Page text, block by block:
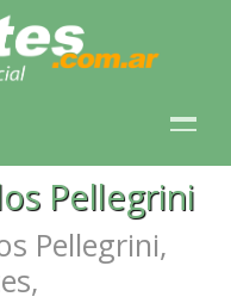
Pellegrini
Pellegrini,